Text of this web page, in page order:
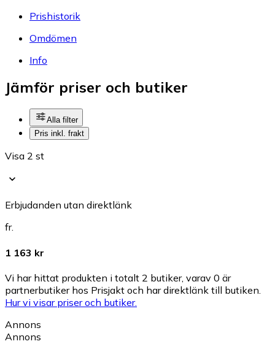
Prishistorik
Omdömen
Info
Jämför priser och butiker
Alla filter
Pris inkl. frakt
Visa 2 st
Erbjudanden utan direktlänk
fr.
1 163 kr
Vi har hittat produkten i totalt 2 butiker, varav 0 är
partnerbutiker hos Prisjakt och har direktlänk till butiken.
Hur vi visar priser och butiker.
Annons
Annons